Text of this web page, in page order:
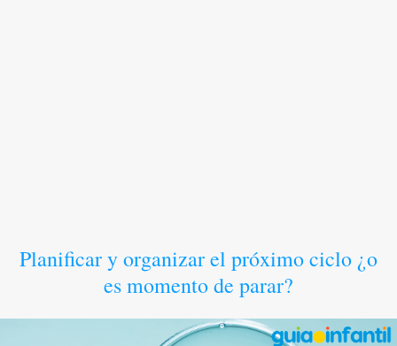
Planificar y organizar el próximo ciclo ¿o
es momento de parar?